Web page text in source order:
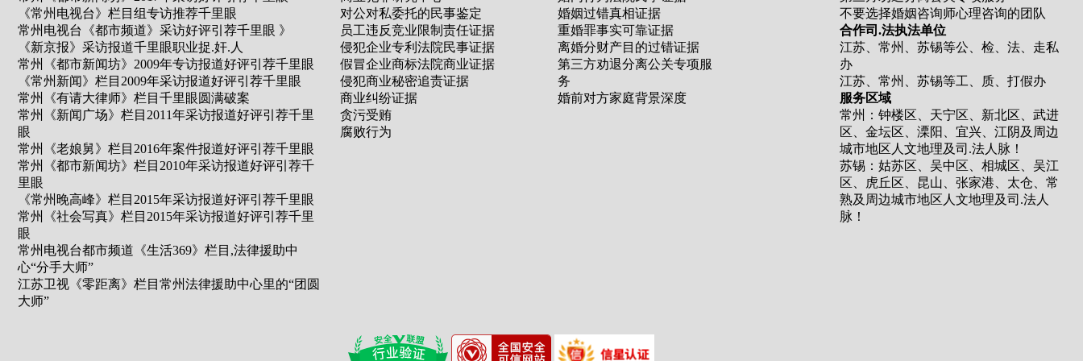
《常州电视台》栏目组专访推荐千里眼
常州电视台《都市频道》采访好评引荐千里眼 》
《新京报》采访报道千里眼职业捉.奸.人
常州《都市新闻坊》2009年专访报道好评引荐千里眼
《常州新闻》栏目2009年采访报道好评引荐千里眼
常州《有请大律师》栏目千里眼圆满破案
常州《新闻广场》栏目2011年采访报道好评引荐千里
眼
常州《老娘舅》栏目2016年案件报道好评引荐千里眼
常州《都市新闻坊》栏目2010年采访报道好评引荐千
里眼
《常州晚高峰》栏目2015年采访报道好评引荐千里眼
常州《社会写真》栏目2015年采访报道好评引荐千里
眼
常州电视台都市频道《生活369》栏目,法律援助中
心“分手大师”
江苏卫视《零距离》栏目常州法律援助中心里的“团圆
大师”
对公对私委托的民事鉴定
员工违反竞业限制责任证据
侵犯企业专利法院民事证据
假冒企业商标法院商业证据
侵犯商业秘密追责证据
商业纠纷证据
贪污受贿
腐败行为
婚姻过错真相证据
重婚罪事实可靠证据
离婚分财产目的过错证据
第三方劝退分离公关专项服
务
婚前对方家庭背景深度
不要选择婚姻咨询师心理咨询的团队
合作司.法执法单位
江苏、常州、苏锡等公、检、法、走私
办
江苏、常州、苏锡等工、质、打假办
服务区域
常州：钟楼区、天宁区、新北区、武进
区、金坛区、溧阳、宜兴、江阴及周边
城市地区人文地理及司.法人脉！
苏锡：姑苏区、吴中区、相城区、吴江
区、虎丘区、昆山、张家港、太仓、常
熟及周边城市地区人文地理及司.法人
脉！